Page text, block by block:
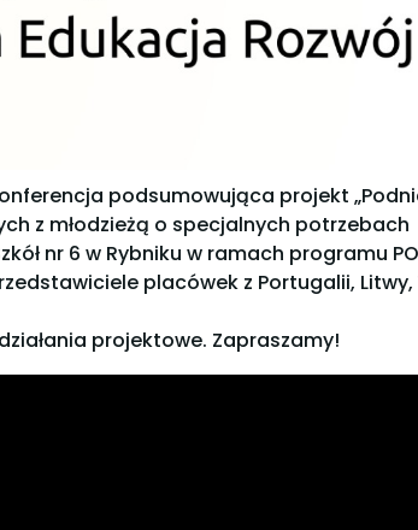
podsumowująca projekt
z młodzieżą o specjalnych potrzebach
nr 6 w Rybniku w ramach programu
placówek z Portugalii, Litwy,
projektowe. Zapraszamy!